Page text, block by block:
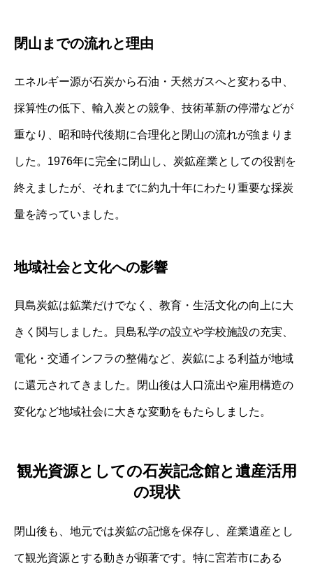
閉山までの流れと理由
エネルギー源が石炭から石油・天然ガスへと変わる中、
採算性の低下、輸入炭との競争、技術革新の停滞などが
重なり、昭和時代後期に合理化と閉山の流れが強まりま
した。1976年に完全に閉山し、炭鉱産業としての役割を
終えましたが、それまでに約九十年にわたり重要な採炭
量を誇っていました。
地域社会と文化への影響
貝島炭鉱は鉱業だけでなく、教育・生活文化の向上に大
きく関与しました。貝島私学の設立や学校施設の充実、
電化・交通インフラの整備など、炭鉱による利益が地域
に還元されてきました。閉山後は人口流出や雇用構造の
変化など地域社会に大きな変動をもたらしました。
観光資源としての石炭記念館と遺産活用
の現状
閉山後も、地元では炭鉱の記憶を保存し、産業遺産とし
て観光資源とする動きが顕著です。特に宮若市にある